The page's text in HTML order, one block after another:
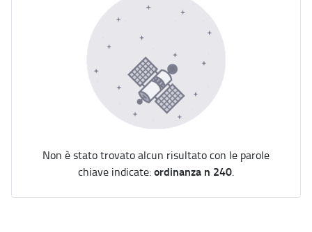
Non è stato trovato alcun risultato con le parole
chiave indicate:ordinanza n 240.